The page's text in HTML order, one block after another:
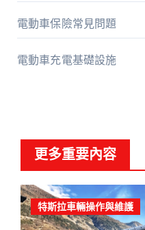
電動車保險常見問題
電動車充電基礎設施
更多重要內容
特斯拉車輛操作與維護